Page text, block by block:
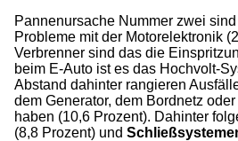
Pannenursache Nummer zwei sind
Probleme mit der Motorelektronik
Verbrenner sind das die
beim E-Auto ist es das Hochvolt-
Abstand dahinter rangieren
dem Generator, dem Bordnetz
haben (10,6 Prozent). Dahinter
(8,8 Prozent) und